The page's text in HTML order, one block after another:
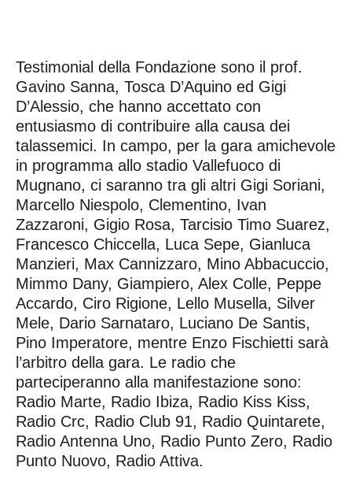
Testimonial della Fondazione sono il prof.
Gavino Sanna, Tosca D’Aquino ed Gigi
D’Alessio, che hanno accettato con
entusiasmo di contribuire alla causa dei
talassemici. In campo, per la gara amichevole
in programma allo stadio Vallefuoco di
Mugnano, ci saranno tra gli altri Gigi Soriani,
Marcello Niespolo, Clementino, Ivan
Zazzaroni, Gigio Rosa, Tarcisio Timo Suarez,
Francesco Chiccella, Luca Sepe, Gianluca
Manzieri, Max Cannizzaro, Mino Abbacuccio,
Mimmo Dany, Giampiero, Alex Colle, Peppe
Accardo, Ciro Rigione, Lello Musella, Silver
Mele, Dario Sarnataro, Luciano De Santis,
Pino Imperatore, mentre Enzo Fischietti sarà
l’arbitro della gara. Le radio che
parteciperanno alla manifestazione sono:
Radio Marte, Radio Ibiza, Radio Kiss Kiss,
Radio Crc, Radio Club 91, Radio Quintarete,
Radio Antenna Uno, Radio Punto Zero, Radio
Punto Nuovo, Radio Attiva.